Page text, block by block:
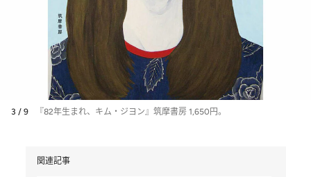
3 / 9 『82年生まれ、キム・ジヨン』筑摩書房 1,650円。
関連記事